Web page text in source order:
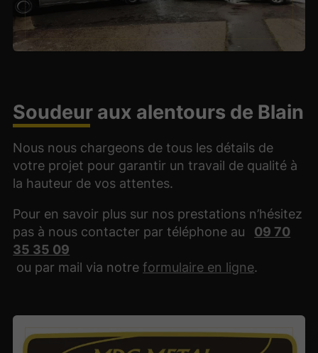
Soudeur aux alentours de Blain
Nous nous chargeons de tous les détails de
votre projet pour garantir un travail de qualité à
la hauteur de vos attentes.
Pour en savoir plus sur nos prestations n’hésitez
pas à nous contacter par téléphone au
09 70
35 35 09
ou par mail via notreformulaire en ligne.